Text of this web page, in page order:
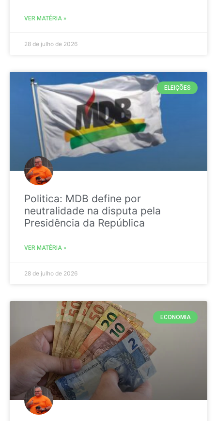
VER MATÉRIA »
28 de julho de 2026
ELEIÇÕES
Politica: MDB define por
neutralidade na disputa pela
Presidência da República
VER MATÉRIA »
28 de julho de 2026
ECONOMIA